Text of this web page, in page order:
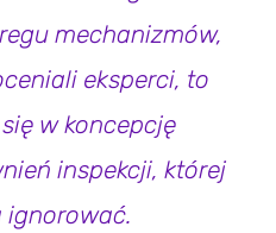
mechanizmów,
eksperci, to
w koncepcję
inspekcji, której
ignorować.